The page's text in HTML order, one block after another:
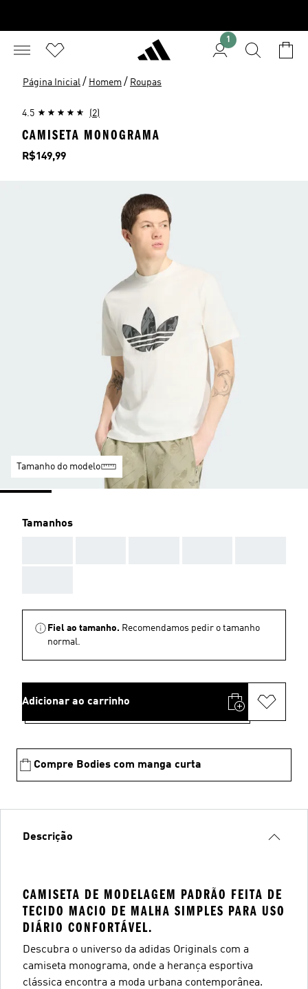
1
Página Inicial / Homem / Roupas
4.5 (2)
CAMISETA MONOGRAMA
Preço
R$149,99
Tamanho do modelo
Tamanhos
Fiel ao tamanho. Recomendamos pedir o tamanho
normal.
Adicionar ao carrinho
Compre Bodies com manga curta
Descrição
CAMISETA DE MODELAGEM PADRÃO FEITA DE
TECIDO MACIO DE MALHA SIMPLES PARA USO
DIÁRIO CONFORTÁVEL.
Descubra o universo da adidas Originals com a
camiseta monograma, onde a herança esportiva
clássica encontra a moda urbana contemporânea.